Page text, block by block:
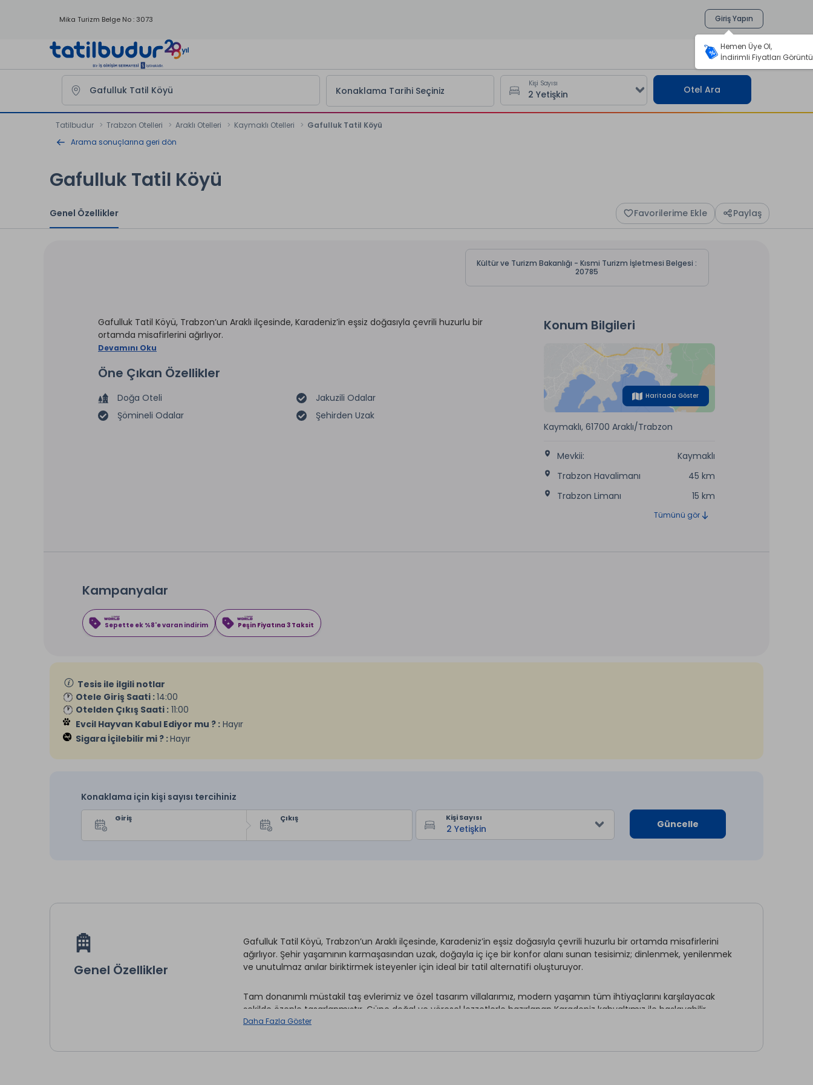
Mika Turizm Belge No : 3073 Giriş Yapın
Konaklama Tarihi Seçiniz
Kişi Sayısı
Otel Ara
Tatilbudur Trabzon Otelleri Araklı Otelleri Kaymaklı Otelleri
Gafulluk Tatil Köyü
Arama sonuçlarına geri dön
Gafulluk Tatil Köyü
Genel Özellikler Favorilerime Ekle Paylaş
Kültür ve Turizm Bakanlığı - Kısmi Turizm İşletmesi Belgesi :
20785
Gafulluk Tatil Köyü, Trabzon’un Araklı ilçesinde, Karadeniz’in eşsiz doğasıyla çevrili huzurlu bir
ortamda misafirlerini ağırlıyor.
Devamını Oku
Öne Çıkan Özellikler
Doğa Oteli
Jakuzili Odalar
Şömineli Odalar
Şehirden Uzak
Konum Bilgileri
Haritada Göster
Kaymaklı, 61700 Araklı/Trabzon
Mevkii:
Kaymaklı
Trabzon Havalimanı
45 km
Trabzon Limanı
15 km
Tümünü gör
Kampanyalar
Sepette ek %8'e varan indirim Peşin Fiyatına 3 Taksit
Tesis ile ilgili notlar
Otele Giriş Saati :14:00
Otelden Çıkış Saati : 11:00
Evcil Hayvan Kabul Ediyor mu ? : Hayır
Sigara İçilebilir mi ? :Hayır
Konaklama için kişi sayısı tercihiniz
Giriş Çıkış Kişi Sayısı
Güncelle
Genel Özellikler
Gafulluk Tatil Köyü, Trabzon’un Araklı ilçesinde, Karadeniz’in eşsiz doğasıyla çevrili huzurlu bir ortamda misafirlerini
ağırlıyor. Şehir yaşamının karmaşasından uzak, doğayla iç içe bir konfor alanı sunan tesisimiz; dinlenmek, yenilenmek
ve unutulmaz anılar biriktirmek isteyenler için ideal bir tatil alternatifi oluşturuyor.
Tam donanımlı müstakil taş evlerimiz ve özel tasarım villalarımız, modern yaşamın tüm ihtiyaçlarını karşılayacak
şekilde özenle tasarlanmıştır. Güne doğal ve yöresel lezzetlerle hazırlanan Karadeniz kahvaltımız ile başlayabilir,
çevredeki yaylaları, doğal güzellikleri ve tarihi noktaları keşfe çıkabilirsiniz.
Doğaya saygılı hizmet anlayışımızla misafirlerimize hem huzurlu bir konaklama deneyimi sunuyor hem de Karadeniz’in
Daha Fazla Göster
Hemen Üye Ol,
İndirimli Fiyatları